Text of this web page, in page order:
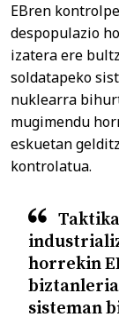
EBren
despopulazio
izatera ere
soldatapeko
nuklearra
mugimendu
eskuetan
kontrolatua.
horrekin
sisteman